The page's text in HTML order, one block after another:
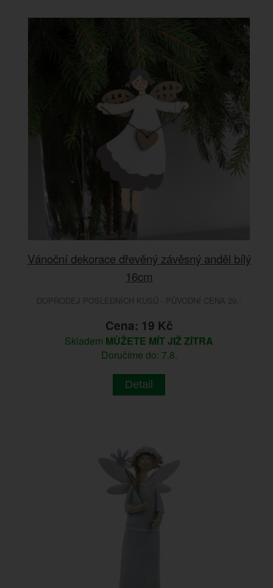
Vánoční dekorace dřevěný závěsný anděl bílý
16cm
DOPRODEJ POSLEDNÍCH KUSŮ - PŮVODNÍ CENA 29.-
Cena: 19 Kč
Skladem MŮŽETE MÍT JIŽ ZÍTRA
Doručíme do: 7.8.
Detail